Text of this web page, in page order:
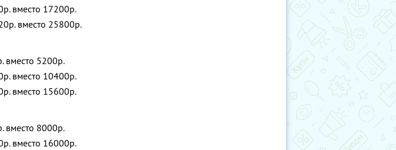
вместо 17200р.
вместо 25800р.
вместо 5200р.
вместо 10400р.
вместо 15600р.
вместо 8000р.
вместо 16000р.